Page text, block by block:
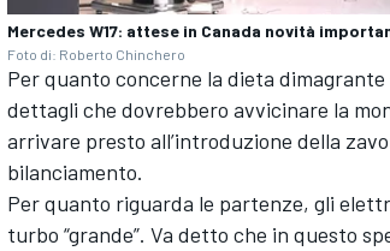
Mercedes W17: attese in Canada novità
Foto di: Roberto Chinchero
Per quanto concerne la dieta
dettagli che dovrebbero avvicinare la
arrivare presto all’introduzione della
bilanciamento.
Per quanto riguarda le partenze, gli
turbo “grande”. Va detto che in questo